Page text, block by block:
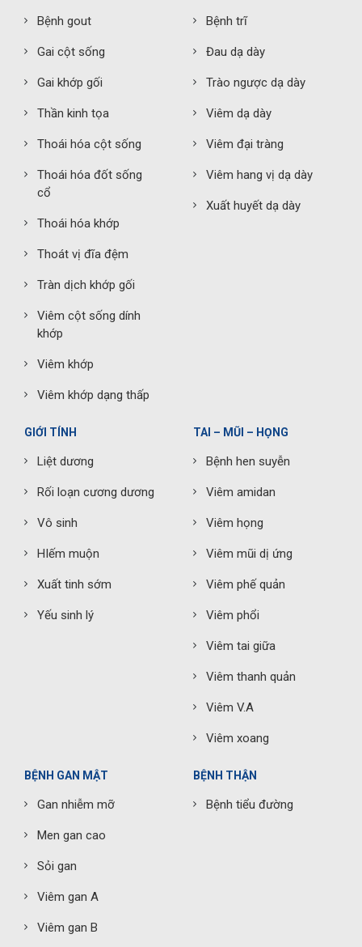
Bệnh gout
Gai cột sống
Gai khớp gối
Thần kinh tọa
Thoái hóa cột sống
Thoái hóa đốt sống
cổ
Thoái hóa khớp
Thoát vị đĩa đệm
Tràn dịch khớp gối
Viêm cột sống dính
khớp
Viêm khớp
Viêm khớp dạng thấp
Bệnh trĩ
Đau dạ dày
Trào ngược dạ dày
Viêm dạ dày
Viêm đại tràng
Viêm hang vị dạ dày
Xuất huyết dạ dày
GIỚI TÍNH
Liệt dương
Rối loạn cương dương
Vô sinh
HIếm muộn
Xuất tinh sớm
Yếu sinh lý
TAI – MŨI – HỌNG
Bệnh hen suyễn
Viêm amidan
Viêm họng
Viêm mũi dị ứng
Viêm phế quản
Viêm phổi
Viêm tai giữa
Viêm thanh quản
Viêm V.A
Viêm xoang
BỆNH GAN MẬT
Gan nhiễm mỡ
Men gan cao
Sỏi gan
Viêm gan A
Viêm gan B
BỆNH THẬN
Bệnh tiểu đường